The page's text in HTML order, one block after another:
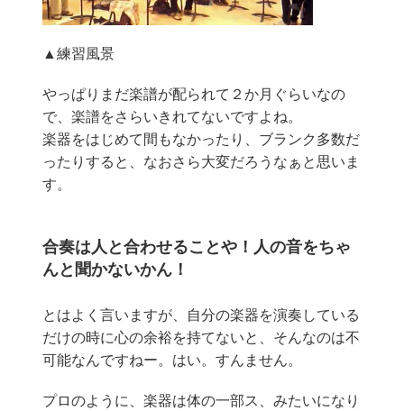
▲練習風景
やっぱりまだ楽譜が配られて２か月ぐらいなの
で、楽譜をさらいきれてないですよね。
楽器をはじめて間もなかったり、ブランク多数だ
ったりすると、なおさら大変だろうなぁと思いま
す。
合奏は人と合わせることや！人の音をちゃ
んと聞かないかん！
とはよく言いますが、自分の楽器を演奏している
だけの時に心の余裕を持てないと、そんなのは不
可能なんですねー。はい。すんません。
プロのように、楽器は体の一部ス、みたいになり